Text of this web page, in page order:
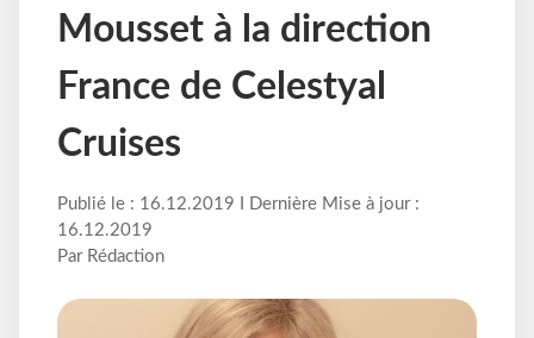
Mousset à la direction
France de Celestyal
Cruises
Publié le : 16.12.2019 I Dernière Mise à jour :
16.12.2019
Par Rédaction